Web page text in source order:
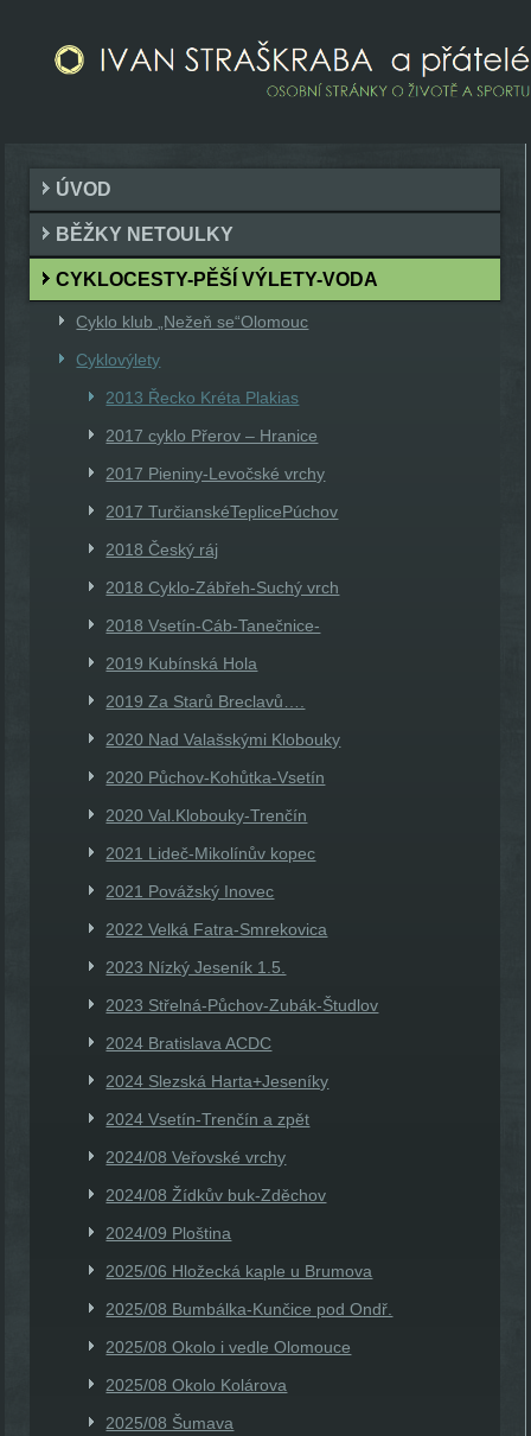
ÚVOD
BĚŽKY NETOULKY
CYKLOCESTY-PĚŠÍ VÝLETY-VODA
Cyklo klub „Nežeň se“Olomouc
Cyklovýlety
2013 Řecko Kréta Plakias
2017 cyklo Přerov – Hranice
2017 Pieniny-Levočské vrchy
2017 TurčianskéTeplicePúchov
2018 Český ráj
2018 Cyklo-Zábřeh-Suchý vrch
2018 Vsetín-Cáb-Tanečnice-
2019 Kubínská Hola
2019 Za Starů Breclavů….
2020 Nad Valašskými Klobouky
2020 Půchov-Kohůtka-Vsetín
2020 Val.Klobouky-Trenčín
2021 Lideč-Mikolínův kopec
2021 Povážský Inovec
2022 Velká Fatra-Smrekovica
2023 Nízký Jeseník 1.5.
2023 Střelná-Půchov-Zubák-Študlov
2024 Bratislava ACDC
2024 Slezská Harta+Jeseníky
2024 Vsetín-Trenčín a zpět
2024/08 Veřovské vrchy
2024/08 Žídkův buk-Zděchov
2024/09 Ploština
2025/06 Hložecká kaple u Brumova
2025/08 Bumbálka-Kunčice pod Ondř.
2025/08 Okolo i vedle Olomouce
2025/08 Okolo Kolárova
2025/08 Šumava